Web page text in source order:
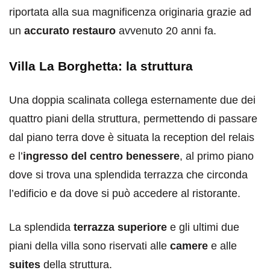
riportata alla sua magnificenza originaria grazie ad
un accurato restauro avvenuto 20 anni fa.
Villa La Borghetta: la struttura
Una doppia scalinata collega esternamente due dei
quattro piani della struttura, permettendo di passare
dal piano terra dove è situata la reception del relais
e l’ingresso del centro benessere, al primo piano
dove si trova una splendida terrazza che circonda
l’edificio e da dove si può accedere al ristorante.
La splendida terrazza superiore e gli ultimi due
piani della villa sono riservati alle camere e alle
suites della struttura.